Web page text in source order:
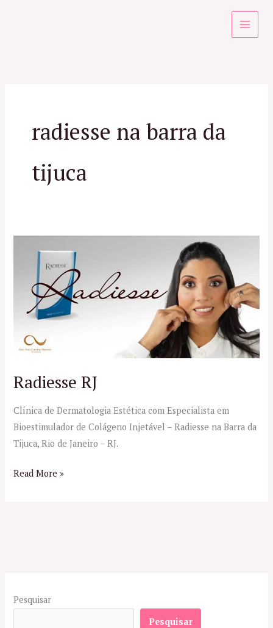
radiesse na barra da
tijuca
Radiesse RJ
Clínica de Dermatologia Estética com Especialista em
Bioestimulador de Colágeno Injetável – Radiesse na Barra da
Tijuca, Rio de Janeiro – RJ.
Read More »
Pesquisar
Pesquisar